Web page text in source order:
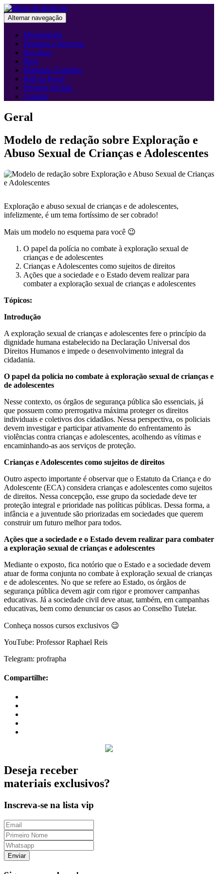
Alternar navegação
Metodologia
Produtos e Serviços
Recursos
Blog
Materiais Gratuitos
Hall da Posse
Projetos Sociais
Contato
Geral
Modelo de redação sobre Exploração e
Abuso Sexual de Crianças e Adolescentes
Exploração e abuso sexual de crianças e de adolescentes,
infelizmente, é um tema fortíssimo de ser cobrado!
Mais um modelo no esquema para você 😉
O papel da polícia no combate à exploração sexual de
crianças e de adolescentes
Crianças e Adolescentes como sujeitos de direitos
Ações que a sociedade e o Estado devem realizar para
combater a exploração sexual de crianças e adolescentes
Tópicos:
Introdução
A exploração sexual de crianças e adolescentes fere o princípio da
dignidade humana estabelecido na Declaração Universal dos
Direitos Humanos e impede o desenvolvimento integral da
cidadania.
O papel da polícia no combate à exploração sexual de crianças e
de adolescentes
Nesse contexto, os órgãos de segurança pública são essenciais, já
que possuem como prerrogativa máxima proteger os direitos
individuais e coletivos dos cidadãos. Nessa perspectiva, os policiais
devem investigar e participar ativamente do enfrentamento às
violências contra crianças e adolescentes, acolhendo as vítimas e
encaminhando-as aos serviços de proteção.
Crianças e Adolescentes como sujeitos de direitos
Outro aspecto importante é observar que o Estatuto da Criança e do
Adolescente (ECA) considera crianças e adolescentes como sujeitos
de direitos. Nessa concepção, esse grupo da sociedade deve ter
proteção integral e prioridade nas políticas públicas. Dessa forma, a
infância e a juventude são priorizadas em sociedades que querem
construir um futuro melhor para todos.
Ações que a sociedade e o Estado devem realizar para combater
a exploração sexual de crianças e adolescentes
Mediante o exposto, fica notório que o Estado e a sociedade devem
atuar de forma conjunta no combate à exploração sexual de crianças
e de adolescentes. No que se refere ao Estado, os órgãos de
segurança pública devem agir com rigor e promover campanhas
educativas. Já a sociedade civil deve atuar, também, em campanhas
educativas, bem como denunciar os casos ao Conselho Tutelar.
Conheça nossos cursos exclusivos 😉
YouTube: Professor Raphael Reis
Telegram: profrapha
Compartilhe:
Deseja receber
materiais exclusivos?
Inscreva-se na lista vip
Enviar